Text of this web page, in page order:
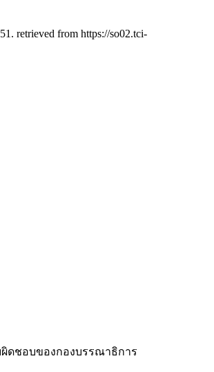
retrieved from https://so02.tci-
ดชอบของกองบรรณาธิการ